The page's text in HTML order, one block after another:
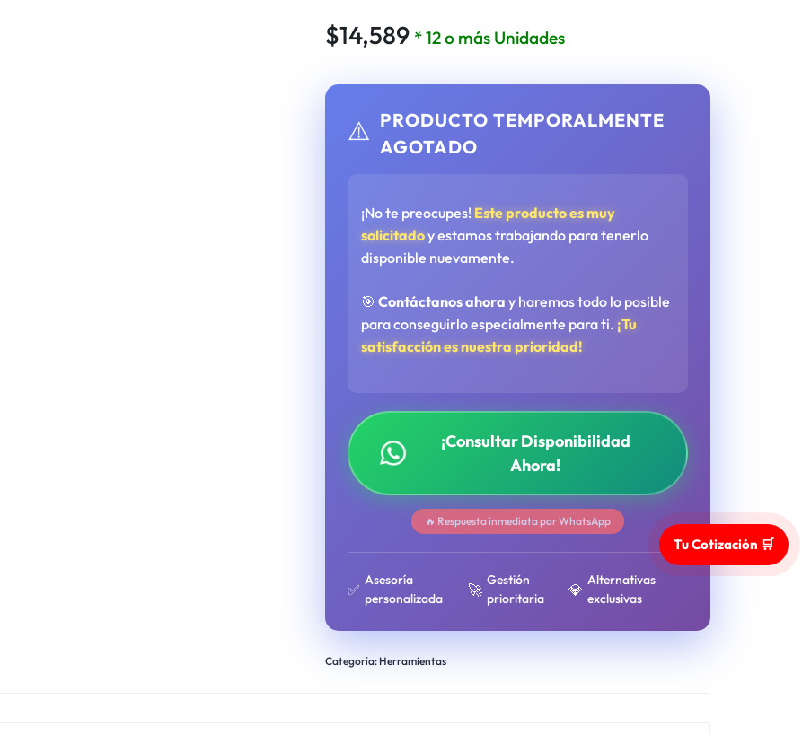
$14,589 * 12 o más Unidades
⚠️ PRODUCTO TEMPORALMENTE
AGOTADO
¡No te preocupes! Este producto es muy
solicitadoy estamos trabajando para tenerlo
disponible nuevamente.
🎯Contáctanos ahora y haremos todo lo posible
para conseguirlo especialmente para ti. ¡Tu
satisfacción es nuestra prioridad!
¡Consultar Disponibilidad
Ahora!
🔥 Respuesta inmediata por WhatsApp
✅
Asesoría
personalizada
🚀
Gestión
prioritaria
💎
Alternativas
exclusivas
Categoría: Herramientas
Tu Cotización 🛒